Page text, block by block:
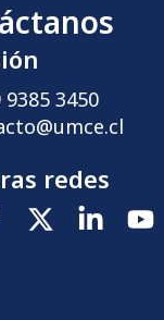
9385 3450
redes